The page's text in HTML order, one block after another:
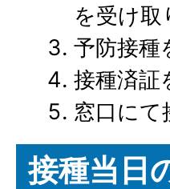
を受け取
予防接種
接種済証
窓口にて
接種当日